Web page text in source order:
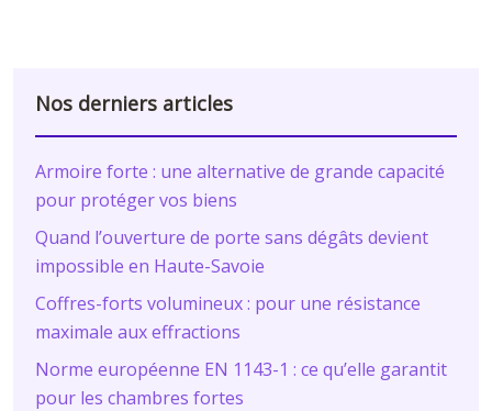
Nos derniers articles
Armoire forte : une alternative de grande capacité
pour protéger vos biens
Quand l’ouverture de porte sans dégâts devient
impossible en Haute-Savoie
Coffres-forts volumineux : pour une résistance
maximale aux effractions
Norme européenne EN 1143-1 : ce qu’elle garantit
pour les chambres fortes